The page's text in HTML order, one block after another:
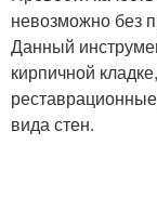
невозможно без
Данный
кирпичной
вида стен.